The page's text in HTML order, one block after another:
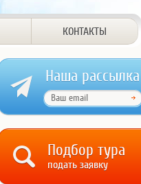
КОНТАКТЫ
Наша рассылка
Подбор тура
подать заявку